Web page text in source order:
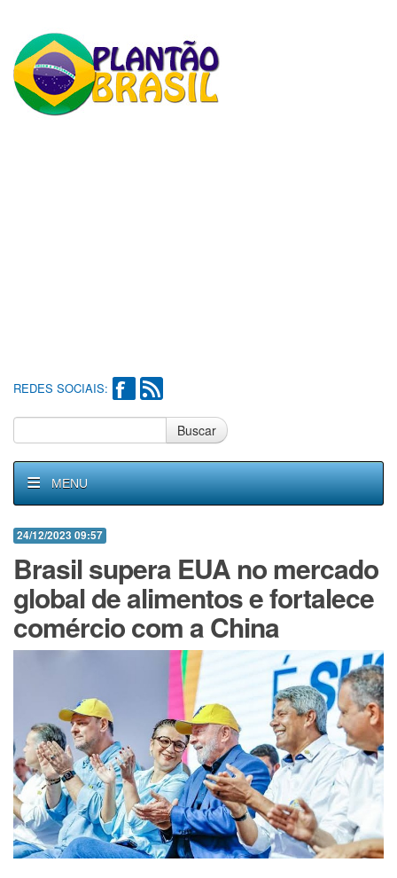
REDES SOCIAIS:
Buscar
MENU
24/12/2023 09:57
Brasil supera EUA no mercado
global de alimentos e fortalece
comércio com a China